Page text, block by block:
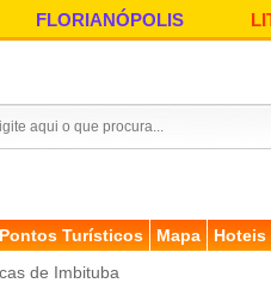
FLORIANÓPOLIS
Pontos Turísticos Mapa Hoteis
de Imbituba